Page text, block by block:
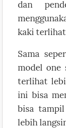
dan
kaki terlihat
Sama
model one
terlihat
ini bisa
bisa
lebih